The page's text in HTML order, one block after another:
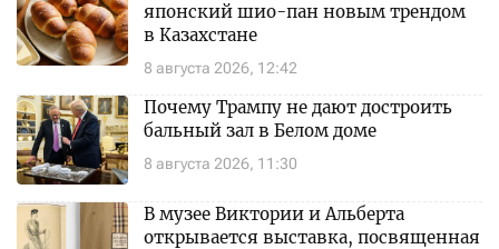
8 августа 2026, 12:42
японский шио-пан новым трендом
в Казахстане
8 августа 2026, 11:30
Почему Трампу не дают достроить
бальный зал в Белом доме
В музее Виктории и Альберта
открывается выставка, посвященная